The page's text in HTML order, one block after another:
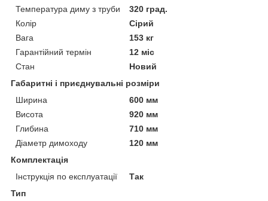
Температура диму з труби
320 град.
Колір
Сірий
Вага
153 кг
Гарантійний термін
12 міс
Стан
Новий
Габаритні і приєднувальні розміри
Ширина
600 мм
Висота
920 мм
Глибина
710 мм
Діаметр димоходу
120 мм
Комплектація
Інструкція по експлуатації
Так
Тип